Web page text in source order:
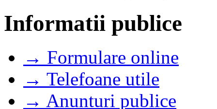
Informatii publice
→ Formulare online
→ Telefoane utile
→ Anunturi publice